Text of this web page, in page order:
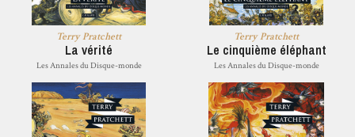
Terry Pratchett
La vérité
Les Annales du Disque-monde
Terry Pratchett
Le cinquième éléphant
Les Annales du Disque-monde